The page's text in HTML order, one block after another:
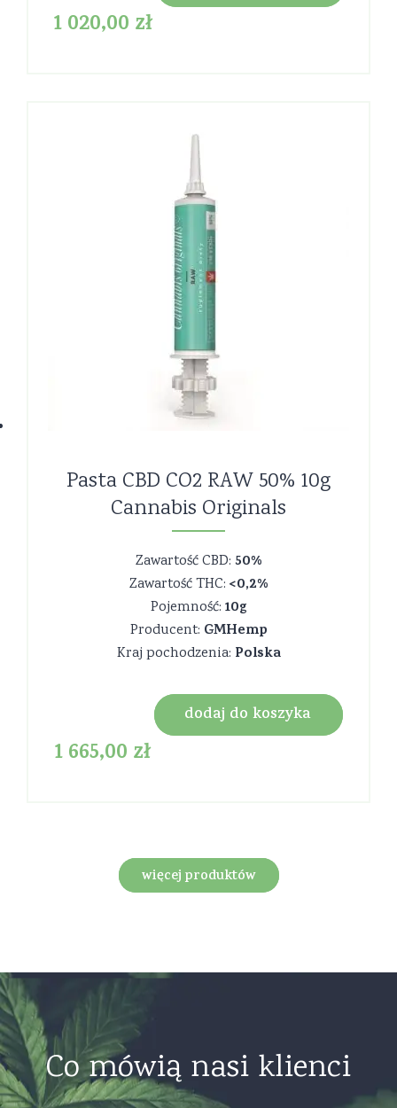
1 020,00 zł
Pasta CBD CO2 RAW 50% 10g
Cannabis Originals
Zawartość CBD: 50%
Zawartość THC: <0,2%
Pojemność: 10g
Producent: GMHemp
Kraj pochodzenia: Polska
1 665,00 zł
dodaj do koszyka
więcej produktów
Co mówią nasi klienci